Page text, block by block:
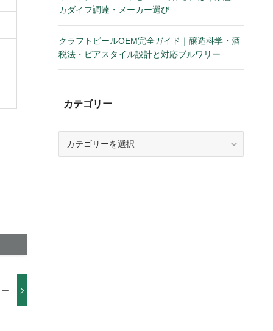
カダイフ調達・メーカー選び
クラフトビールOEM完全ガイド｜醸造科学・酒
税法・ビアスタイル設計と対応ブルワリー
カテゴリー